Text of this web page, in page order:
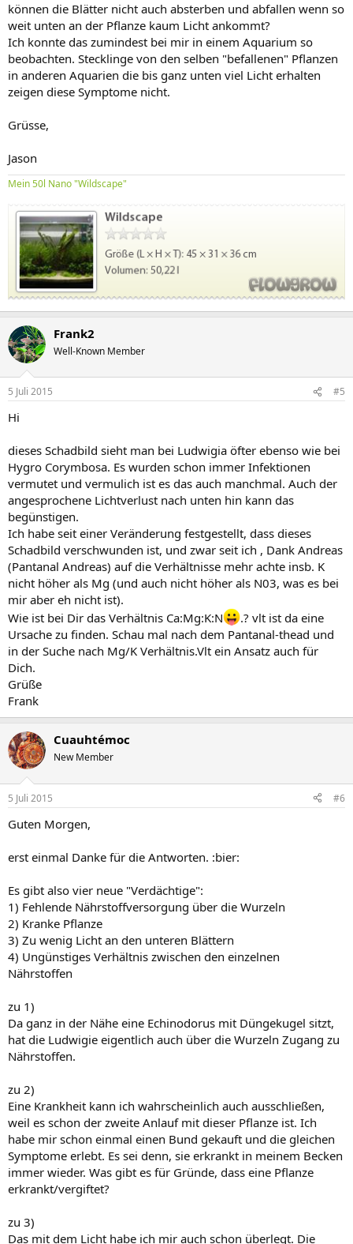
können die Blätter nicht auch absterben und abfallen wenn so
weit unten an der Pflanze kaum Licht ankommt?
Ich konnte das zumindest bei mir in einem Aquarium so
beobachten. Stecklinge von den selben "befallenen" Pflanzen
in anderen Aquarien die bis ganz unten viel Licht erhalten
zeigen diese Symptome nicht.
Grüsse,
Jason
Mein 50l Nano "Wildscape"
Frank2
Well-Known Member
5 Juli 2015 #5
Hi
dieses Schadbild sieht man bei Ludwigia öfter ebenso wie bei
Hygro Corymbosa. Es wurden schon immer Infektionen
vermutet und vermulich ist es das auch manchmal. Auch der
angesprochene Lichtverlust nach unten hin kann das
begünstigen.
Ich habe seit einer Veränderung festgestellt, dass dieses
Schadbild verschwunden ist, und zwar seit ich , Dank Andreas
(Pantanal Andreas) auf die Verhältnisse mehr achte insb. K
nicht höher als Mg (und auch nicht höher als N03, was es bei
mir aber eh nicht ist).
Wie ist bei Dir das Verhältnis Ca:Mg:K:N
.? vlt ist da eine
Ursache zu finden. Schau mal nach dem Pantanal-thead und
in der Suche nach Mg/K Verhältnis.Vlt ein Ansatz auch für
Dich.
Grüße
Frank
Cuauhtémoc
New Member
5 Juli 2015 #6
Guten Morgen,
erst einmal Danke für die Antworten. :bier:
Es gibt also vier neue "Verdächtige":
1) Fehlende Nährstoffversorgung über die Wurzeln
2) Kranke Pflanze
3) Zu wenig Licht an den unteren Blättern
4) Ungünstiges Verhältnis zwischen den einzelnen
Nährstoffen
zu 1)
Da ganz in der Nähe eine Echinodorus mit Düngekugel sitzt,
hat die Ludwigie eigentlich auch über die Wurzeln Zugang zu
Nährstoffen.
zu 2)
Eine Krankheit kann ich wahrscheinlich auch ausschließen,
weil es schon der zweite Anlauf mit dieser Pflanze ist. Ich
habe mir schon einmal einen Bund gekauft und die gleichen
Symptome erlebt. Es sei denn, sie erkrankt in meinem Becken
immer wieder. Was gibt es für Gründe, dass eine Pflanze
erkrankt/vergiftet?
zu 3)
Das mit dem Licht habe ich mir auch schon überlegt. Die